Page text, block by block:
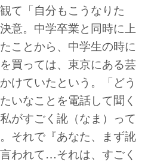
て「自分もこうなりた
意。中学卒業と同時に上
ことから、中学生の時に
買っては、東京にある芸
けていたという。「どう
いなことを電話して聞く
がすごく訛（なま）って
それで『あなた、まず訛
われて…それは、すごく